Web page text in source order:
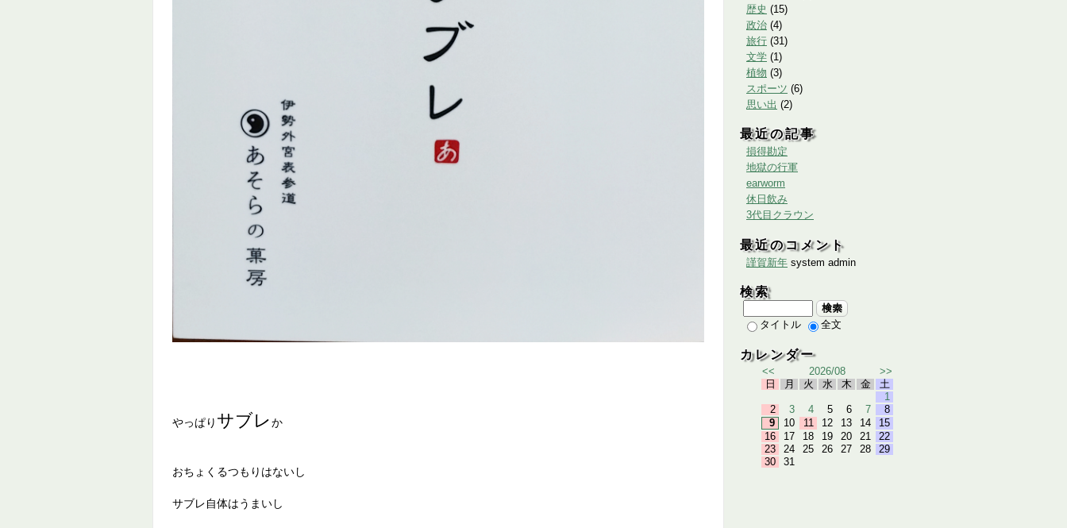
やっぱり サブレか
おちょくるつもりはないし
サブレ自体はうまいし
歴史 (15)
政治 (4)
旅行 (31 )
文学 (1 )
植物 (3)
スポーツ (6)
思い出 (2)
最近の記事
損得勘定
地獄の行軍
earworm
休日飲み
3代目クラウン
最近のコメント
謹賀新年 system admin
検索
検索
タイトル 全文
カレンダー
<< 2026/08
>>
日
月 火 水 木 金
土
1
2
3 4 5 6 7
8
9
10 11 12 13 14
15
16
17 18 19 20 21
22
23
24 25 26 27 28
29
30
31